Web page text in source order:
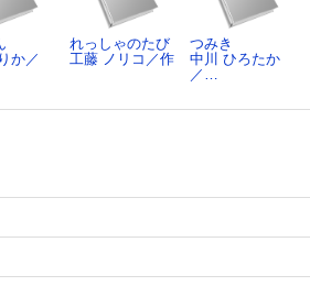
か／
れっしゃのたび
工藤 ノリコ／作
つみき
中川 ひろたか
／…